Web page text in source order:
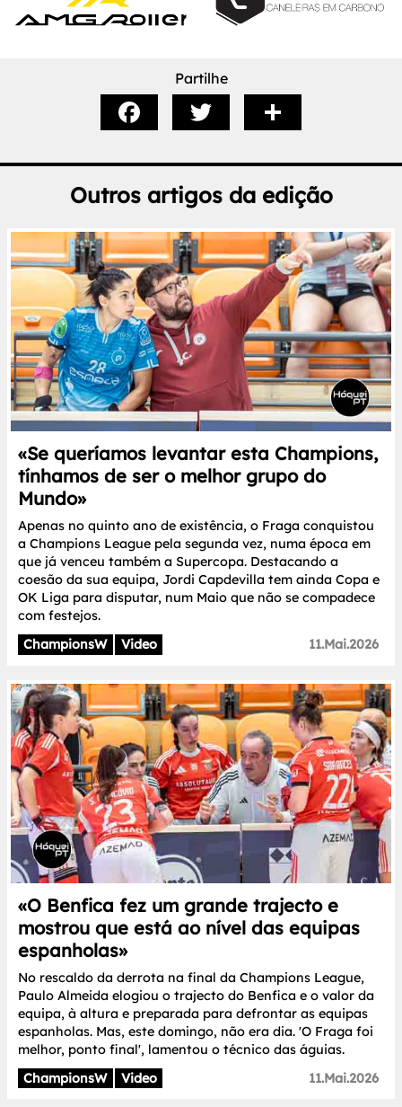
Partilhe
Outros artigos da edição
«Se queríamos levantar esta Champions,
tínhamos de ser o melhor grupo do
Mundo»
Apenas no quinto ano de existência, o Fraga conquistou
a Champions League pela segunda vez, numa época em
que já venceu também a Supercopa. Destacando a
coesão da sua equipa, Jordi Capdevilla tem ainda Copa e
OK Liga para disputar, num Maio que não se compadece
com festejos.
ChampionsW
Video 11.Mai.2026
«O Benfica fez um grande trajecto e
mostrou que está ao nível das equipas
espanholas»
No rescaldo da derrota na final da Champions League,
Paulo Almeida elogiou o trajecto do Benfica e o valor da
equipa, à altura e preparada para defrontar as equipas
espanholas. Mas, este domingo, não era dia. 'O Fraga foi
melhor, ponto final', lamentou o técnico das águias.
ChampionsW
Video 11.Mai.2026